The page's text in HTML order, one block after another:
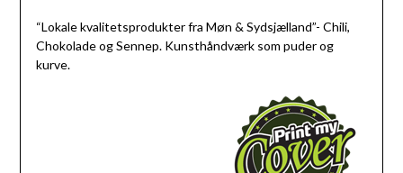
“Lokale kvalitetsprodukter fra Møn & Sydsjælland”- Chili,
Chokolade og Sennep. Kunsthåndværk som puder og
kurve.